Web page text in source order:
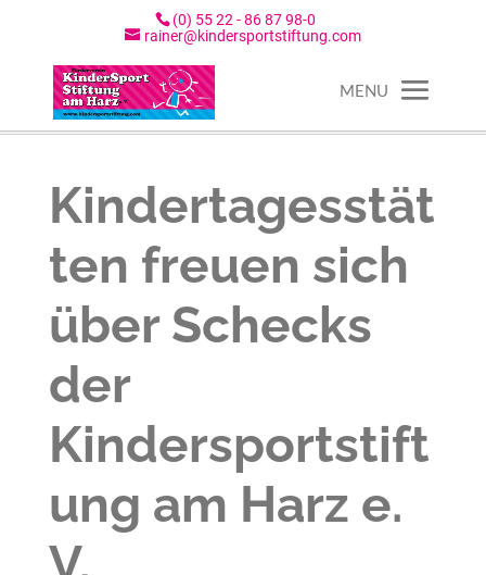
(0) 55 22 - 86 87 98-0
rainer@kindersportstiftung.com
Kindertagesstät
ten freuen sich
über Schecks
der
Kindersportstift
ung am Harz e.